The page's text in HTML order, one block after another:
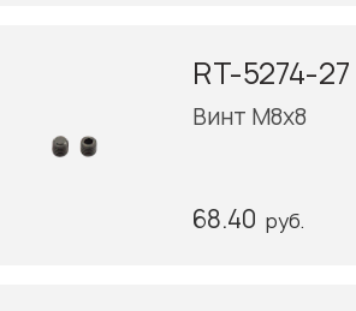
RT-5274-27
Винт M8x8
68.40 руб.